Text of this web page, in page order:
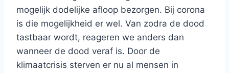
mogelijk dodelijke afloop bezorgen. Bij corona
is die mogelijkheid er wel. Van zodra de dood
tastbaar wordt, reageren we anders dan
wanneer de dood veraf is. Door de
klimaatcrisis sterven er nu al mensen in